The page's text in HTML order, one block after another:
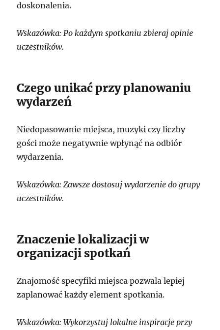
doskonalenia.
Wskazówka: Po każdym spotkaniu zbieraj opinie
uczestników.
Czego unikać przy planowaniu
wydarzeń
Niedopasowanie miejsca, muzyki czy liczby
gości może negatywnie wpłynąć na odbiór
wydarzenia.
Wskazówka: Zawsze dostosuj wydarzenie do grupy
uczestników.
Znaczenie lokalizacji w
organizacji spotkań
Znajomość specyfiki miejsca pozwala lepiej
zaplanować każdy element spotkania.
Wskazówka: Wykorzystuj lokalne inspiracje przy